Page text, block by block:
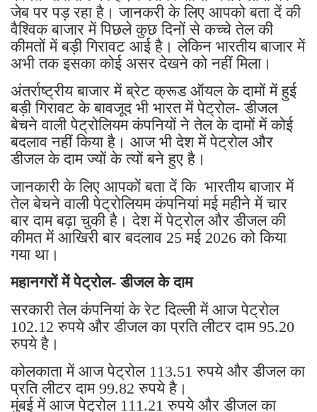
जेब पर पड़ रहा है। जानकरी के लिए आपको बता दें की
वैश्विक बाजार में पिछले कुछ दिनों से कच्चे तेल की
कीमतों में बड़ी गिरावट आई है। लेकिन भारतीय बाजार में
अभी तक इसका कोई असर देखने को नहीं मिला।
अंतर्राष्ट्रीय बाजार में ब्रेट क्रूड ऑयल के दामों में हुई
बड़ी गिरावट के बावजूद भी भारत में पेट्रोल- डीजल
बेचने वाली पेट्रोलियम कंपनियों ने तेल के दामों में कोई
बदलाव नहीं किया है। आज भी देश में पेट्रोल और
डीजल के दाम ज्यों के त्यों बने हुए है।
जानकारी के लिए आपकों बता दें कि भारतीय बाजार में
तेल बेचने वाली पेट्रोलियम कंपनियां मई महीने में चार
बार दाम बढ़ा चुकी है। देश में पेट्रोल और डीजल की
कीमत में आखिरी बार बदलाव 25 मई 2026 को किया
गया था।
महानगरों में पेट्रोल- डीजल के दाम
सरकारी तेल कंपनियां के रेट दिल्ली में आज पेट्रोल
102.12 रुपये और डीजल का प्रति लीटर दाम 95.20
रुपये है।
कोलकाता में आज पेट्रोल 113.51 रुपये और डीजल का
प्रति लीटर दाम 99.82 रुपये है।
मुंबई में आज पेट्रोल 111.21 रुपये और डीजल का